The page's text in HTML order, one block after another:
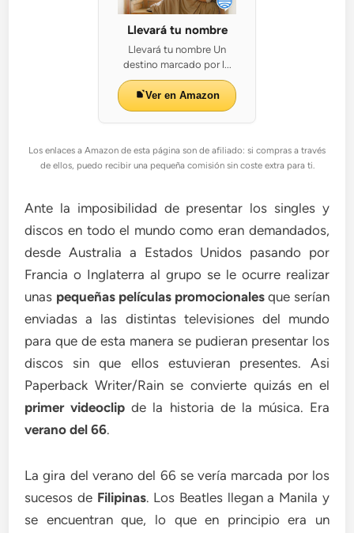
Llevará tu nombre
Llevará tu nombre Un
destino marcado por l...
Ver en Amazon
Los enlaces a Amazon de esta página son de afiliado: si compras a través
de ellos, puedo recibir una pequeña comisión sin coste extra para ti.
Ante la imposibilidad de presentar los singles y
discos en todo el mundo como eran demandados,
desde Australia a Estados Unidos pasando por
Francia o Inglaterra al grupo se le ocurre realizar
unas pequeñas películas promocionales que serían
enviadas a las distintas televisiones del mundo
para que de esta manera se pudieran presentar los
discos sin que ellos estuvieran presentes. Asi
Paperback Writer/Rain se convierte quizás en el
primer videoclip de la historia de la música. Era
verano del 66.
La gira del verano del 66 se vería marcada por los
sucesos de Filipinas. Los Beatles llegan a Manila y
se encuentran que, lo que en principio era un